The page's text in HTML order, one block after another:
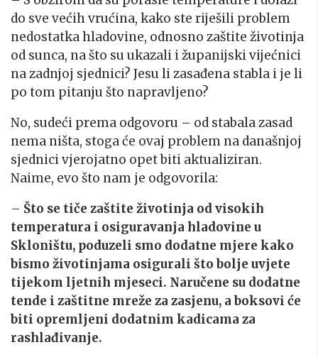
do sve većih vrućina, kako ste riješili problem
nedostatka hladovine, odnosno zaštite životinja
od sunca, na što su ukazali i županijski vijećnici
na zadnjoj sjednici? Jesu li zasađena stabla i je li
po tom pitanju što napravljeno?
No, sudeći prema odgovoru – od stabala zasad
nema ništa, stoga će ovaj problem na današnjoj
sjednici vjerojatno opet biti aktualiziran.
Naime, evo što nam je odgovorila:
– Što se tiče zaštite životinja od visokih
temperatura i osiguravanja hladovine u
Skloništu, poduzeli smo dodatne mjere kako
bismo životinjama osigurali što bolje uvjete
tijekom ljetnih mjeseci. Naručene su dodatne
tende i zaštitne mreže za zasjenu, a boksovi će
biti opremljeni dodatnim kadicama za
rashlađivanje.